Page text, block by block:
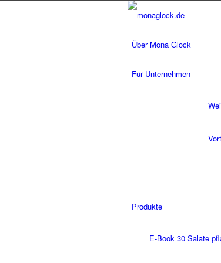
Über Mona Glock
Für Unternehmen
Produkte
E-Book 30 Salate